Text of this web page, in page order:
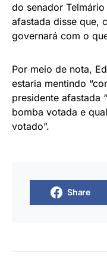
do senador
afastada disse que,
governará com o
Por meio de nota,
estaria mentindo
presidente afastada
bomba votada e
votado”.
Share